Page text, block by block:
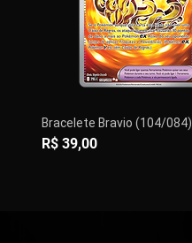
Bracelete Bravio (104/084)
Preço
R$ 39,00